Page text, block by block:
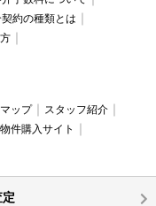
約の種類とは
ップ
スタッフ紹介
件購入サイト